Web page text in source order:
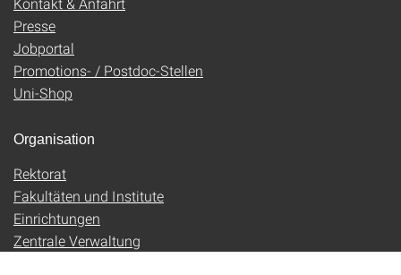
Presse
Jobportal
Promotions- / Postdoc-Stellen
Uni-Shop
Organisation
Rektorat
Fakultäten und Institute
Einrichtungen
Zentrale Verwaltung